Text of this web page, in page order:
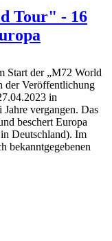
Tour" - 16
Start der „M72 World
Veröffentlichung
in
vergangen. Das
beschert Europa
Deutschland). Im
bekanntgegebenen